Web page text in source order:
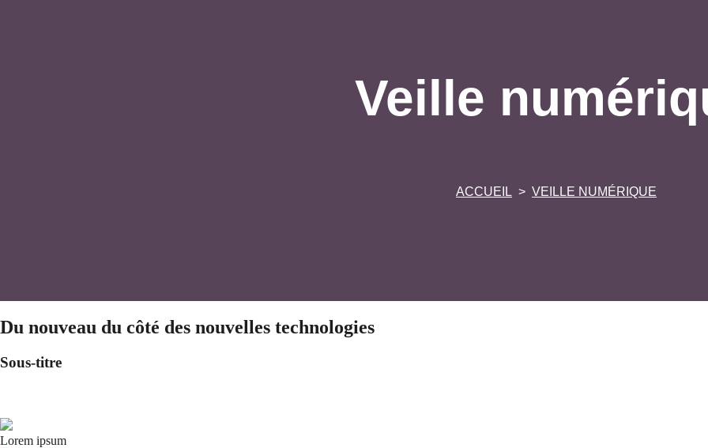
Veille
ACCUEIL VEILLE NUMÉRIQUE
Du nouveau du côté des nouvelles technologies
Sous-titre
Lorem ipsum